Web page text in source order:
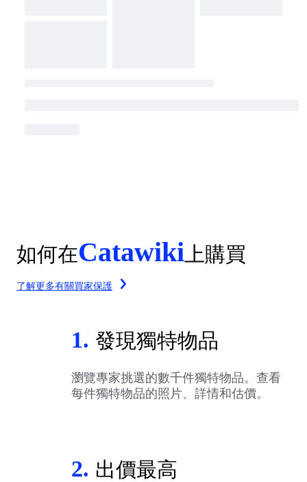
如何在Catawiki 上購買
了解更多有關買家保護
1. 發現獨特物品
瀏覽專家挑選的數千件獨特物品。查看
每件獨特物品的照片、詳情和估價。
2. 出價最高